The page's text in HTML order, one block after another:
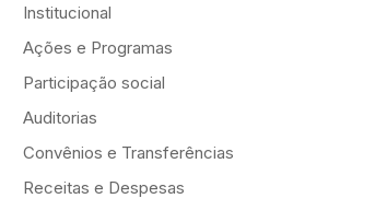
Institucional
Ações e Programas
Participação social
Auditorias
Convênios e Transferências
Receitas e Despesas